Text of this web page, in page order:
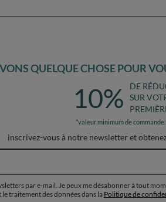
QUELQUE CHOSE POUR
10%
DE
SUR
*valeur minimum de
inscrivez-vous à notre newsletter et
Adresse
par e-mail. Je peux me désabonner à tout
traitement des données dans la Politique de